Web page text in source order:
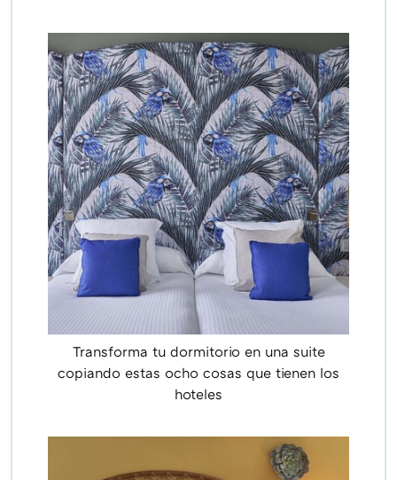
Transforma tu dormitorio en una suite
copiando estas ocho cosas que tienen los
hoteles